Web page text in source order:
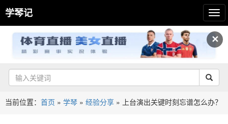
✕
学琴记
当前位置： 首页 » 学琴 » 经验分享 » 上台演出关键时刻忘谱怎么办？